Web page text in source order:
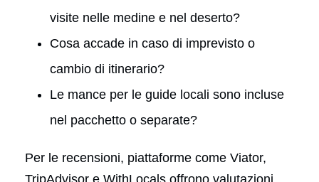
visite nelle medine e nel deserto?
Cosa accade in caso di imprevisto o
cambio di itinerario?
Le mance per le guide locali sono incluse
nel pacchetto o separate?
Per le recensioni, piattaforme come Viator,
TripAdvisor e WithLocals offrono valutazioni